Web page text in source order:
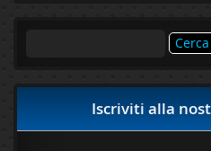
Iscriviti alla